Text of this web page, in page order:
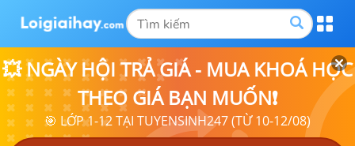
💥 NGÀY HỘI TRẢ GIÁ - MUA KHOÁ HỌC
THEO GIÁ BẠN MUỐN❗
🎯 LỚP 1-12 TẠI TUYENSINH247 (TỪ 10-12/08)